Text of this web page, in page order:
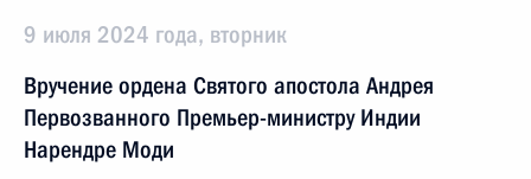
9 июля 2024 года, вторник
Вручение ордена Святого апостола Андрея
Первозванного Премьер-министру Индии
Нарендре Моди